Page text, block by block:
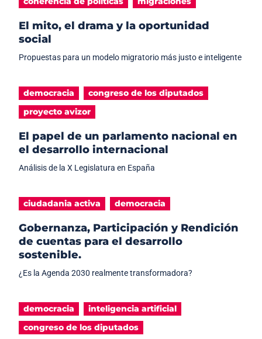
El mito, el drama y la oportunidad
social
Propuestas para un modelo migratorio más justo e inteligente
democracia
congreso de los diputados
proyecto avizor
El papel de un parlamento nacional en
el desarrollo internacional
Análisis de la X Legislatura en España
ciudadania activa democracia
Gobernanza, Participación y Rendición
de cuentas para el desarrollo
sostenible.
¿Es la Agenda 2030 realmente transformadora?
democracia
inteligencia artificial
congreso de los diputados